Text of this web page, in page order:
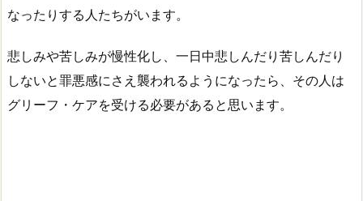
なったりする人たちがいます。
悲しみや苦しみが慢性化し、一日中悲しんだり苦しんだり
しないと罪悪感にさえ襲われるようになったら、その人は
グリーフ・ケアを受ける必要があると思います。